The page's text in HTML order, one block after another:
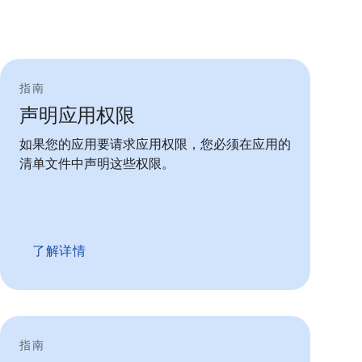
指南
声明应用权限
如果您的应用要请求应用权限，您必须在应用的
清单文件中声明这些权限。
了解详情
指南